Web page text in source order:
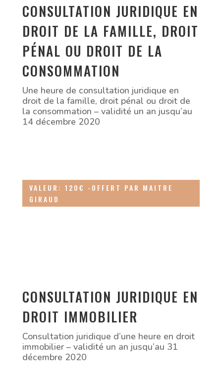
CONSULTATION JURIDIQUE EN
DROIT DE LA FAMILLE, DROIT
PÉNAL OU DROIT DE LA
CONSOMMATION
Une heure de consultation juridique en
droit de la famille, droit pénal ou droit de
la consommation – validité un an jusqu’au
14 décembre 2020
VALEUR: 120€ -OFFERT PAR MAITRE
GIRAUD
CONSULTATION JURIDIQUE EN
DROIT IMMOBILIER
Consultation juridique d’une heure en droit
immobilier – validité un an jusqu’au 31
décembre 2020